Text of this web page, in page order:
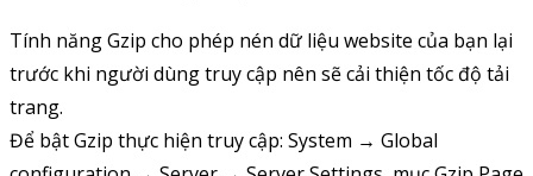
Tính năng Gzip cho phép nén dữ liệu website của bạn lại
trước khi người dùng truy cập nên sẽ cải thiện tốc độ tải
trang.
Để bật Gzip thực hiện truy cập: System → Global